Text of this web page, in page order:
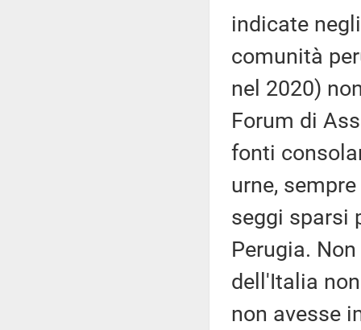
indicate
comunità
nel 2020)
Forum di
fonti
urne,
seggi sparsi
Perugia.
dell'Italia
non avesse